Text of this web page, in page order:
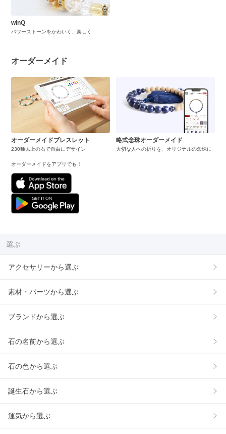
winQ
パワーストーンをかわいく、楽しく
オーダーメイド
オーダーメイドブレスレット
230種以上の石で自由にデザイン
オーダーメイドをアプリでも！
略式念珠オーダーメイド
大切な人への祈りを、オリジナルの念珠に
選ぶ
アクセサリーから選ぶ
素材・パーツから選ぶ
ブランドから選ぶ
石の名前から選ぶ
石の色から選ぶ
誕生石から選ぶ
運気から選ぶ